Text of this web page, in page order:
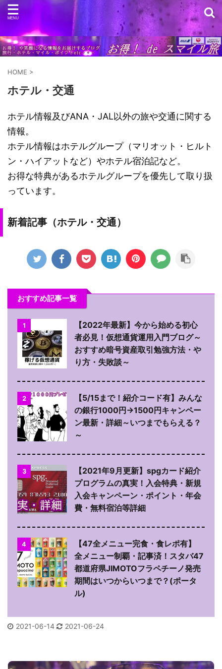
HOME >
ホテル・交通
ホテル情報及びANA・JAL以外の旅や交通に関する
情報。
ホテル情報はホテルグループ（マリオット・ヒルト
ン・ハイアットなど）やホテル宿泊記など。
お得な特典があるホテルグループを優先して取り扱
っています。
新着記事（ホテル・交通）
おすすめ記事一覧
1
【2022年最新】今から始める初心
者必見！仮想通貨運用入門ブログ～
おすすめ暗号資産取引勉強方法・や
り方・失敗談～
2
【5/15まで！紹介コード有】みんな
の銀行1000円→1500円キャンペー
ン最新・詳細～いつまでもらえる？
～
3
【2021年9月更新】spgカード紹介
プログラムの真実！入会特典・新規
入会キャンペーン・ポイント・年会
費・無料宿泊等詳細
4
【47全メニュー完食・食レポ有】
全メニュー制覇・記事済！スタバ47
都道府県JIMOTOフラペチーノ発売
期間はいつからいつまで？(ポータ
ル)
2021-06-14 2021-06-24